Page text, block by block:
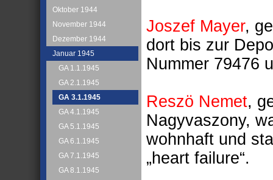
Oktober 1944
November 1944
Dezember 1944
Januar 1945
GA 1.1.1945
GA 2.1.1945
GA 3.1.1945
GA 4.1.1945
GA 5.1.1945
GA 6.1.1945
GA 7.1.1945
GA 8.1.1945
Joszef Mayer,
dort bis zur
Nummer 79476
Reszö Nemet,
Nagyvaszony,
wohnhaft und
„heart failure“.